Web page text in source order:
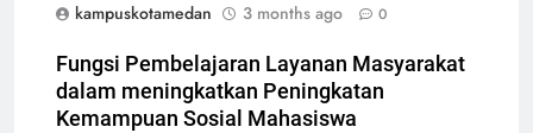
kampuskotamedan
3 months ago 0
Fungsi Pembelajaran Layanan Masyarakat
dalam meningkatkan Peningkatan
Kemampuan Sosial Mahasiswa